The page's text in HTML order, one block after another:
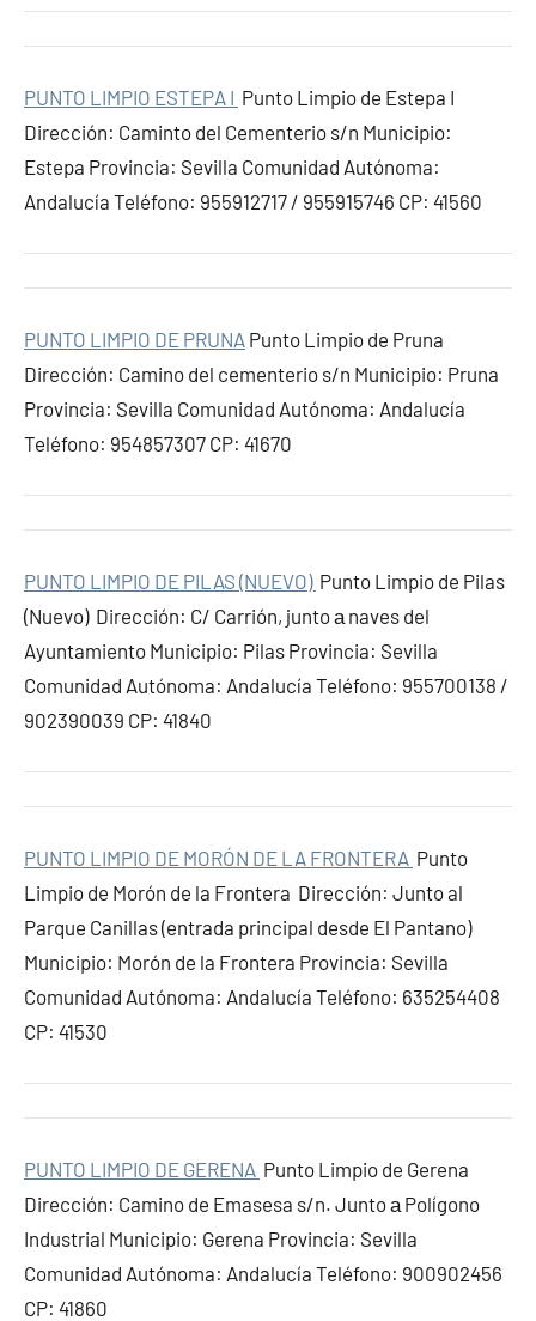
PUNTO LIMPIO ESTEPA I Punto Limpio de Estepa I
Dirección: Caminto del Cementerio s/n Municipio:
Estepa Provincia: Sevilla Comunidad Autónoma:
Andalucía Teléfono: 955912717 / 955915746 CP: 41560
PUNTO LIMPIO DE PRUNA Punto Limpio de Pruna
Dirección: Camino del cementerio s/n Municipio: Pruna
Provincia: Sevilla Comunidad Autónoma: Andalucía
Teléfono: 954857307 CP: 41670
PUNTO LIMPIO DE PILAS (NUEVO) Punto Limpio de Pilas
(Nuevo) Dirección: C/ Carrión, junto а naves del
Ayuntamiento Municipio: Pilas Provincia: Sevilla
Comunidad Autónoma: Andalucía Teléfono: 955700138 /
902390039 CP: 41840
PUNTO LIMPIO DE MORÓN DE LA FRONTERA Punto
Limpio de Morón de la Frontera Dirección: Junto al
Parque Canillas (entrada principal desde El Pantano)
Municipio: Morón de la Frontera Provincia: Sevilla
Comunidad Autónoma: Andalucía Teléfono: 635254408
CP: 41530
PUNTO LIMPIO DE GERENA Punto Limpio de Gerena
Dirección: Camino de Emasesa s/n. Junto а Polígono
Industrial Municipio: Gerena Provincia: Sevilla
Comunidad Autónoma: Andalucía Teléfono: 900902456
CP: 41860